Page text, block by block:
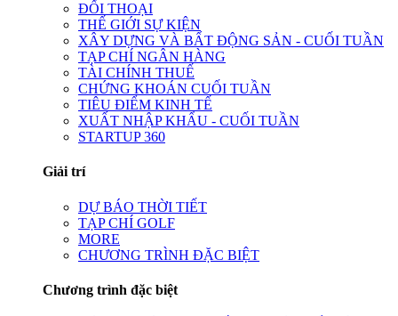
ĐỐI THOẠI
THẾ GIỚI SỰ KIỆN
XÂY DỰNG VÀ BẤT ĐỘNG SẢN - CUỐI TUẦN
TẠP CHÍ NGÂN HÀNG
TÀI CHÍNH THUẾ
CHỨNG KHOÁN CUỐI TUẦN
TIÊU ĐIỂM KINH TẾ
XUẤT NHẬP KHẨU - CUỐI TUẦN
STARTUP 360
Giải trí
DỰ BÁO THỜI TIẾT
TẠP CHÍ GOLF
MORE
CHƯƠNG TRÌNH ĐẶC BIỆT
Chương trình đặc biệt